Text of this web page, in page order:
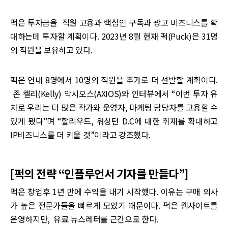
퍽은 투자금을 직원 고용과 핵심인 구독과 광고 비즈니스를 확
대하는데 투자할 계획이다. 2023년 8월 현재 퍽(Puck)은 31명
의 직원을 보유하고 있다.
퍽은 연내 8명에서 10명의 직원을 추가로 더 선발할 계획이다.
존 켈리(Kelly) 악시오스(AXIOS)와 인터뷰에서 “이번 투자 유
치로 우리는 더 많은 작가와 운영자, 마케팅 담당자를 고용할 수
있게 됐다”며 “할리우드, 워싱턴 D.C에 대한 취재를 확대하고
IP비즈니스를 더 키울 것”이라고 강조했다.
[퍽의 전략 “인플루언서 기자를 만들다”]
퍽은 창업후 1년 만에 수익을 내기 시작했다. 이유는 구매 의사
가 높은 전문가들을 빠르게 모았기 때문이다. 퍽은 웹사이트를
운영하지만, 유료 뉴스레터를 근간으로 한다.